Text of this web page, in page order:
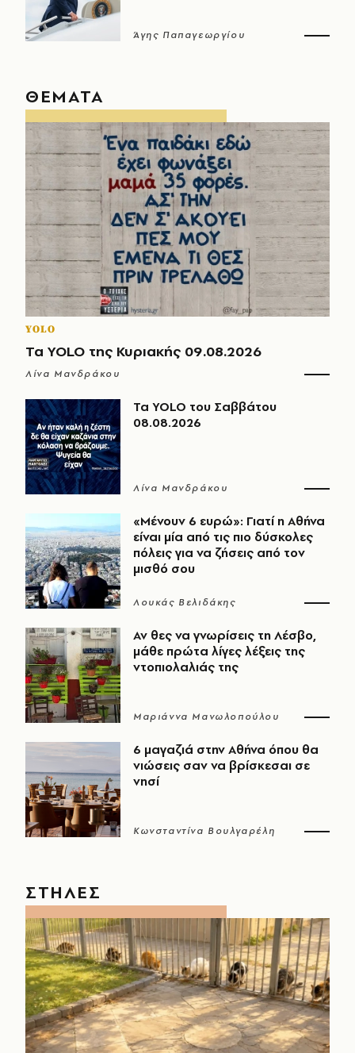
Άγης Παπαγεωργίου
ΘΕΜΑΤΑ
YOLO
Τα YOLO της Κυριακής 09.08.2026
Λίνα Μανδράκου
Τα YOLO του Σαββάτου
08.08.2026
Λίνα Μανδράκου
«Μένουν 6 ευρώ»: Γιατί η Αθήνα
είναι μία από τις πιο δύσκολες
πόλεις για να ζήσεις από τον
μισθό σου
Λουκάς Βελιδάκης
Αν θες να γνωρίσεις τη Λέσβο,
μάθε πρώτα λίγες λέξεις της
ντοπιολαλιάς της
Μαριάννα Μανωλοπούλου
6 μαγαζιά στην Αθήνα όπου θα
νιώσεις σαν να βρίσκεσαι σε
νησί
Κωνσταντίνα Βουλγαρέλη
ΣΤΗΛΕΣ